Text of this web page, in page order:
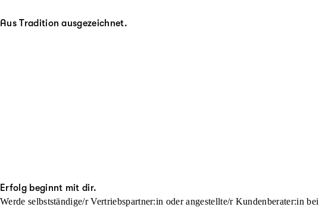
Aus Tradition ausgezeichnet.
Erfolg beginnt mit dir.
Werde selbstständige/r Vertriebspartner:in oder angestellte/r Kundenberater:in